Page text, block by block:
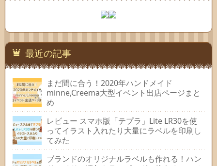
最近の記事
まだ間に合う！2020年ハンドメイド
minne,Creema大型イベント出店ページまと
め
レビュー スマホ版「テプラ」Lite LR30を使
ってイラスト入れたり大量にラベルを印刷し
てみた
ブランドのオリジナルラベルも作れる！ハン